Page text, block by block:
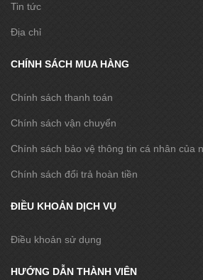
Tin tức
Địa chỉ
CHÍNH SÁCH MUA HÀNG
Chính sách thanh toán
Chính sách vận chuyển
Chính sách bảo vệ thông tin cá nhân của
Chính sách đổi trả hoàn tiền
ĐIỀU KHOẢN DỊCH VỤ
Điều khoản sử dụng
HƯỚNG DẪN THÀNH VIÊN